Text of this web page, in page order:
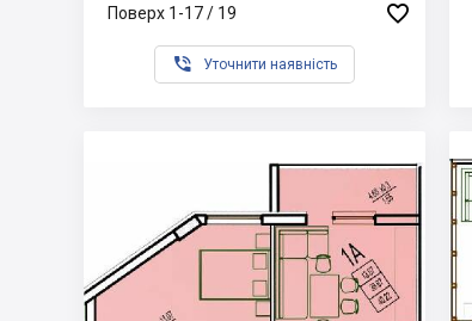
Поверх 1-17 / 19 
 Уточнити наявність